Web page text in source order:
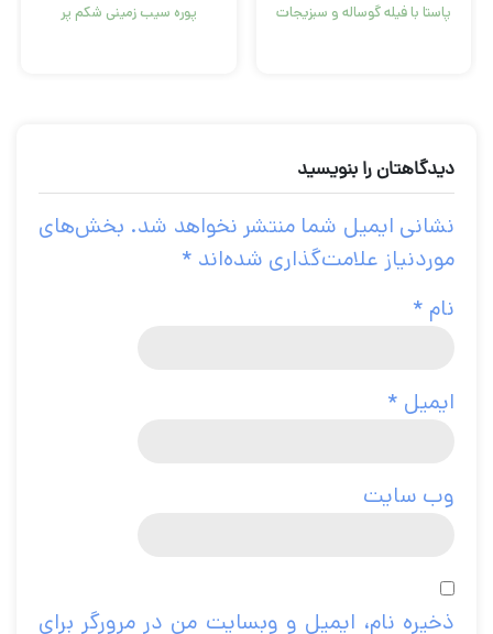
پاستا با فیله گوساله و سبزیجات پوره سیب زمینی شکم پر
دیدگاهتان را بنویسید
نشانی ایمیل شما منتشر نخواهد شد. بخش‌های
موردنیاز علامت‌گذاری شده‌اند *
نام *
ایمیل *
وب‌ سایت
ذخیره نام، ایمیل و وبسایت من در مرورگر برای